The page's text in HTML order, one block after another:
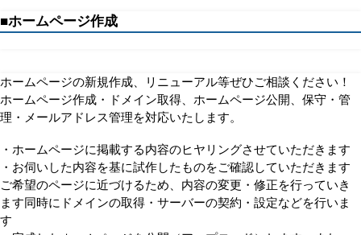
■ホームページ作成
ホームページの新規作成、リニューアル等ぜひご相談ください！
ホームページ作成・ドメイン取得、ホームページ公開、保守・管
理・メールアドレス管理を対応いたします。
・ホームページに掲載する内容のヒヤリングさせていただきます
・お伺いした内容を基に試作したものをご確認していただきます
ご希望のページに近づけるため、内容の変更・修正を行っていき
ます同時にドメインの取得・サーバーの契約・設定などを行いま
す